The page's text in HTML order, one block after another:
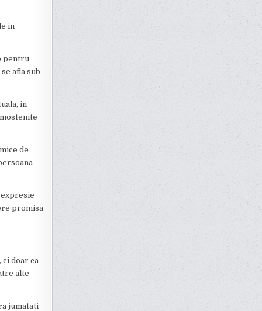
in
pentru
afla sub
in
de
expresie
promisa
ci doar ca
alte
jumatati